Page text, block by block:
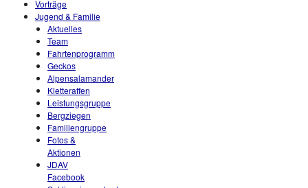
Vorträge
Jugend & Familie
Aktuelles
Team
Fahrtenprogramm
Geckos
Alpensalamander
Kletteraffen
Leistungsgruppe
Bergziegen
Familiengruppe
Fotos &
Aktionen
JDAV
Facebook